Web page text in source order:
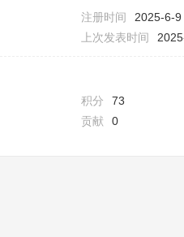
注册时间
2025-6-
上次发表时间
积分
73
贡献 0